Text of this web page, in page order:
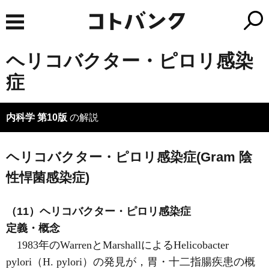
ヘリコバクター・ピロリ感染
症
内科学 第10版 の解説
ヘリコバクター・ピロリ感染症(Gram 陰
性悍菌感染症)
（11）ヘリコバクター・ピロリ感染症
定義・概念
1983年のWarrenとMarshallによるHelicobacter
pylori（H. pylori）の発見が，胃・十二指腸疾患の概